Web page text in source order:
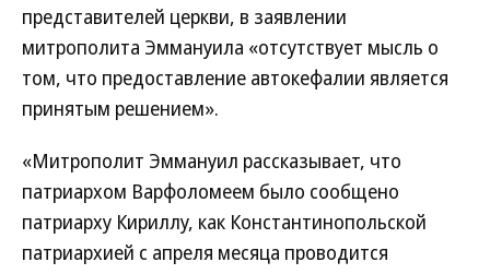
представителей церкви, в заявлении
митрополита Эммануила «отсутствует мысль о
том, что предоставление автокефалии является
принятым решением».
«Митрополит Эммануил рассказывает, что
патриархом Варфоломеем было сообщено
патриарху Кириллу, как Константинопольской
патриархией с апреля месяца проводится